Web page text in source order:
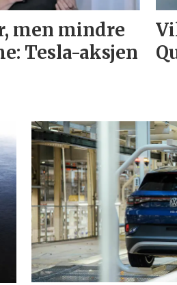
men mindre
Tesla-aksjen